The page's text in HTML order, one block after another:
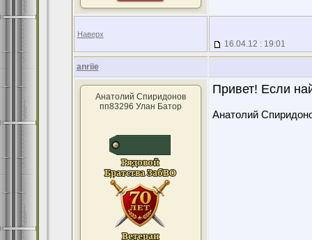
Наверх
16.04.12 : 19:01
anriie
Анатолий Спиридонов
пп83296 Улан Батор
Привет! Если
Анатолий